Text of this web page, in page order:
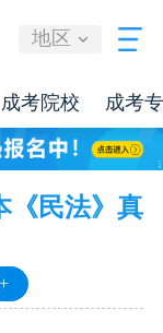
地区
成考院校 成考
《民法》真